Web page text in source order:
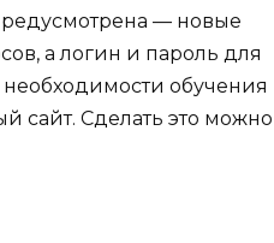
— новые
а логин и пароль для
необходимости обучения
сайт. Сделать это можно